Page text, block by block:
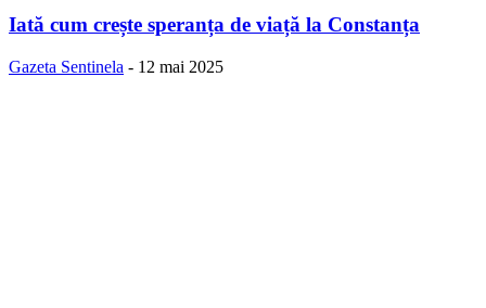
Iată cum crește speranța de viață la Constanța
Gazeta Sentinela - 12 mai 2025